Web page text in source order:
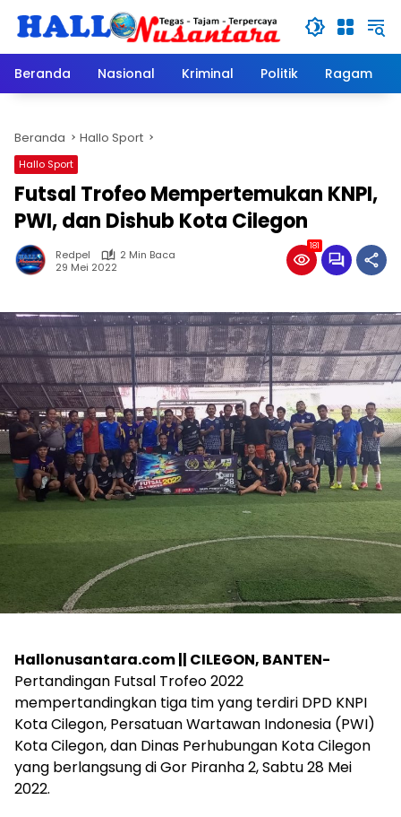
Beranda
Nasional Kriminal Politik Ragam
Beranda Hallo Sport
Hallo Sport
Futsal Trofeo Mempertemukan KNPI,
PWI, dan Dishub Kota Cilegon
Redpel
2 Min Baca
29 Mei 2022
181
Hallonusantara.com || CILEGON, BANTEN-
Pertandingan Futsal Trofeo 2022
mempertandingkan tiga tim yang terdiri DPD KNPI
Kota Cilegon, Persatuan Wartawan Indonesia (PWI)
Kota Cilegon, dan Dinas Perhubungan Kota Cilegon
yang berlangsung di Gor Piranha 2, Sabtu 28 Mei
2022.